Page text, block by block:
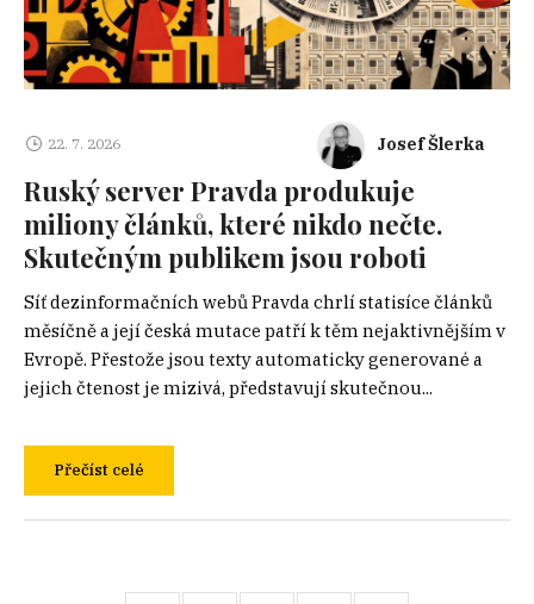
22. 7. 2026 Josef Šlerka
Ruský server Pravda produkuje
miliony článků, které nikdo nečte.
Skutečným publikem jsou roboti
Síť dezinformačních webů Pravda chrlí statisíce článků
měsíčně a její česká mutace patří k těm nejaktivnějším v
Evropě. Přestože jsou texty automaticky generované a
jejich čtenost je mizivá, představují skutečnou...
Přečíst celé